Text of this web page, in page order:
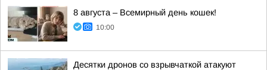
8 августа – Всемирный день кошек!
10:00
Десятки дронов со взрывчаткой атакуют